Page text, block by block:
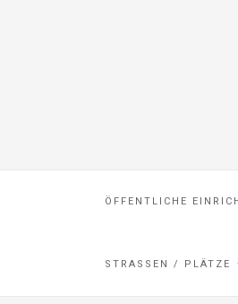
ÖFFENTLICHE
STRASSEN / PLÄTZE